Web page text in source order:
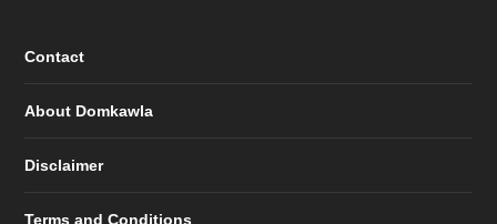
Contact
About Domkawla
Disclaimer
Terms and Conditions